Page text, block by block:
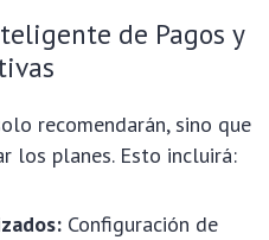
de Pagos y
recomendarán, sino que
los planes. Esto incluirá:
Configuración de